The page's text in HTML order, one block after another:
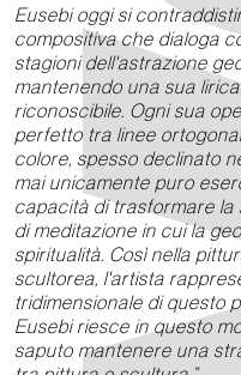
Eusebi oggi si
compositiva che dialoga
stagioni dell'astrazione
mantenendo una sua
riconoscibile. Ogni sua
perfetto tra linee
colore, spesso declinato
mai unicamente puro
capacità di trasformare
di meditazione in cui la
spiritualità. Così nella
scultorea, l'artista
tridimensionale di questo
Eusebi riesce in questo
saputo mantenere una